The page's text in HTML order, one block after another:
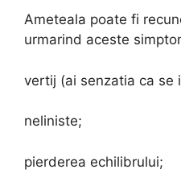
Ameteala poate fi
urmarind aceste
vertij (ai senzatia ca se
neliniste;
pierderea echilibrului;